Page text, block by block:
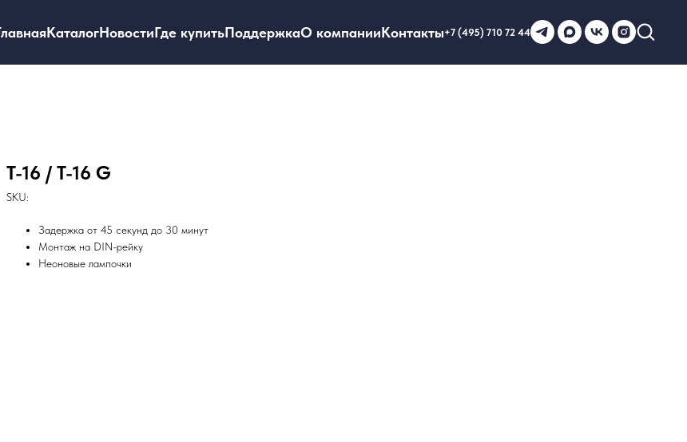
КаталогНовостиГде купитьПоддержкаО компанииКонтакты+7 (495) 710 72 44
T-16 / T-16 G
SKU:
Задержка от 45 секунд до 30 минут
Монтаж на DIN-рейку
Неоновые лампочки